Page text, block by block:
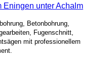
Eningen unter Achalm
Betonbohrung,
Fugenschnitt,
mit professionellem